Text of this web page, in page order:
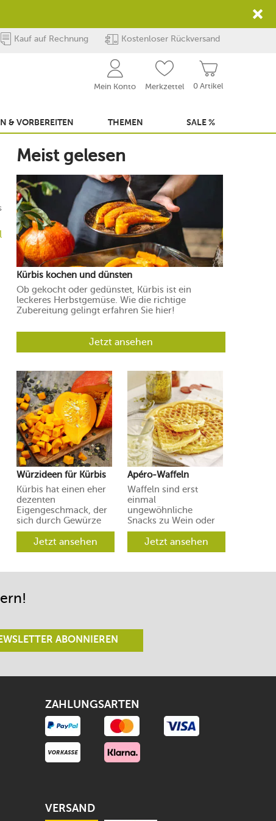
Kauf auf Rechnung Kostenloser Rückversand
0 Artikel
Mein Konto Merkzettel
& VORBEREITEN THEMEN SALE %
Meist gelesen
Kürbis kochen und dünsten
Ob gekocht oder gedünstet, Kürbis ist ein
leckeres Herbstgemüse. Wie die richtige
Zubereitung gelingt erfahren Sie hier!
Jetzt ansehen
Würzideen für Kürbis
Kürbis hat einen eher
dezenten
Eigengeschmack, der
sich durch Gewürze
und Aromen leicht in
verschiedene
Richtungen lenken
Jetzt ansehen
Apéro-Waffeln
Waffeln sind erst
einmal
ungewöhnliche
Snacks zu Wein oder
Prosecco. Ihre Gäste
werden aber
begeistert sein.
Jetzt ansehen
ABONNIEREN
ZAHLUNGSARTEN
VERSAND